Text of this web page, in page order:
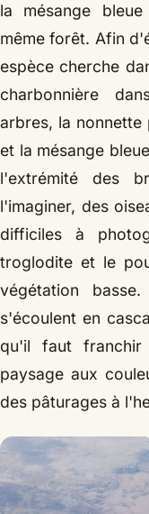
la mésange
même forêt. Afin
espèce cherche
charbonnière
arbres, la nonnette
et la mésange
l'extrémité des
l'imaginer, des
difficiles à
troglodite et le
végétation basse.
s'écoulent en
qu'il faut
paysage aux
des pâturages à